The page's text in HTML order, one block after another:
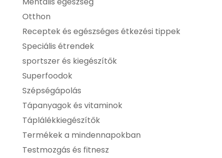
Otthon
Receptek és egészséges étkezési tippek
Speciális étrendek
sportszer és kiegészítők
Superfoodok
Szépségápolás
Tápanyagok és vitaminok
Táplálékkiegészítők
Termékek a mindennapokban
Testmozgás és fitnesz